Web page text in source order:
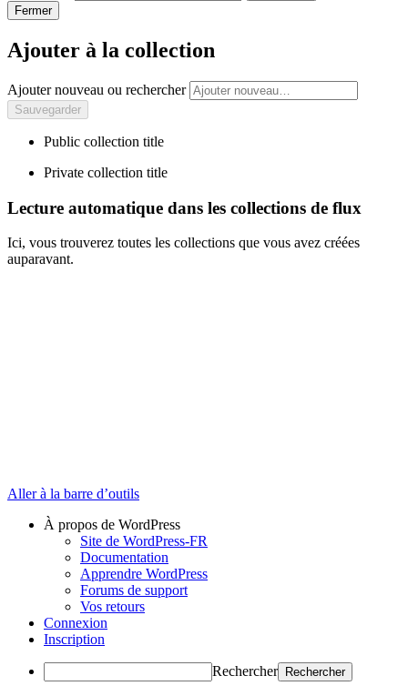
Fermer
Ajouter à la collection
Ajouter nouveau ou rechercher
Public collection title
Private collection title
Lecture automatique dans les collections de flux
Ici, vous trouverez toutes les collections que vous avez créées
auparavant.
Aller à la barre d’outils
À propos de WordPress
Site de WordPress-FR
Documentation
Apprendre WordPress
Forums de support
Vos retours
Connexion
Inscription
Rechercher